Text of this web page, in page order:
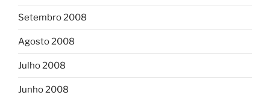
Setembro 2008
Agosto 2008
Julho 2008
Junho 2008